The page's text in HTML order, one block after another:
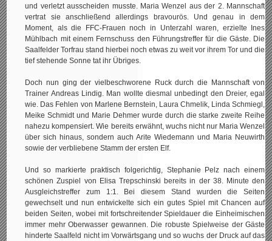
und verletzt ausscheiden musste. Maria Wenzel aus der 2. Mannschaft
vertrat sie anschließend allerdings bravourös. Und genau in dem
Moment, als die FFC-Frauen noch in Unterzahl waren, erzielte Ines
Mühlbach mit einem Fernschuss den Führungstreffer für die Gäste. Die
Saalfelder Torfrau stand hierbei noch etwas zu weit vor ihrem Tor und die
tief stehende Sonne tat ihr Übriges.
Doch nun ging der vielbeschworene Ruck durch die Mannschaft von
Trainer Andreas Lindig. Man wollte diesmal unbedingt den Dreier, egal
wie. Das Fehlen von Marlene Bernstein, Laura Chmelik, Linda Schmiegl,
Meike Schmidt und Marie Dehmer wurde durch die starke zweite Reihe
nahezu kompensiert. Wie bereits erwähnt, wuchs nicht nur Maria Wenzel
über sich hinaus, sondern auch Arite Wiedemann und Maria Neuwirth
sowie der verbliebene Stamm der ersten Elf.
Und so markierte praktisch folgerichtig, Stephanie Pelz nach einem
schönen Zuspiel von Elisa Trepschinski bereits in der 38. Minute den
Ausgleichstreffer zum 1:1. Bei diesem Stand wurden die Seiten
gewechselt und nun entwickelte sich ein gutes Spiel mit Chancen auf
beiden Seiten, wobei mit fortschreitender Spieldauer die Einheimischen
immer mehr Oberwasser gewannen. Die robuste Spielweise der Gäste
hinderte Saalfeld nicht im Vorwärtsgang und so wuchs der Druck auf das